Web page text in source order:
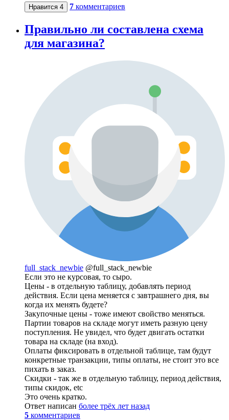
Нравится 4 7 комментариев
Правильно ли составлена схема
для магазина?
full_stack_newbie @full_stack_newbie
Если это не курсовая, то сыро.
Цены - в отдельную таблицу, добавлять период
действия. Если цена меняется с завтрашнего дня, вы
когда их менять будете?
Закупочные цены - тоже имеют свойство меняться.
Партии товаров на складе могут иметь разную цену
поступления. Не увидел, что будет двигать остатки
товара на складе (на вход).
Оплаты фиксировать в отдельной таблице, там будут
конкретные транзакции, типы оплаты, не стоит это все
пихать в заказ.
Скидки - так же в отдельную таблицу, период действия,
типы скидок, etc
Это очень кратко.
Ответ написан более трёх лет назад
5 комментариев